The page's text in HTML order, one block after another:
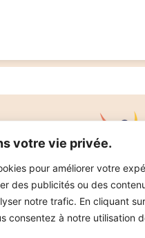
votre vie privée.
pour améliorer votre
des publicités ou des
notre trafic. En cliquant
consentez à notre utilisation
2025Mentions légales